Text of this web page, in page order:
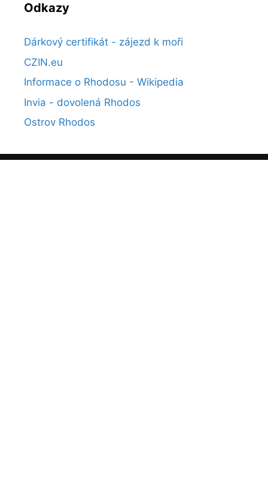
Odkazy
Dárkový certifikát - zájezd k moři
CZIN.eu
Informace o Rhodosu - Wikipedia
Invia - dovolená Rhodos
Ostrov Rhodos